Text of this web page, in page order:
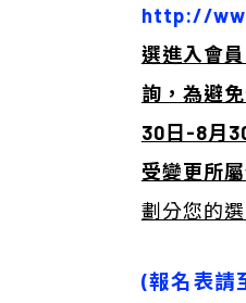
http://
選進入會
詢，為避
30日-8月
受變更所
劃分您的
(報名表請